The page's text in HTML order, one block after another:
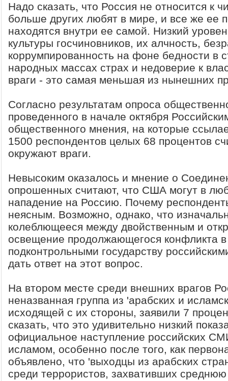
Надо сказать, что Россия не относится к
больше других любят в мире, и все же ее
находятся внутри ее самой. Низкий
культуры госчиновников, их алчность,
коррумпированность на фоне бедности в
народных массах страх и недоверие к
враги - это самая меньшая из нынешних
Согласно результатам опроса
проведенного в начале октября
общественного мнения, на которые
1500 респондентов целых 68 процентов
окружают враги.
Невысоким оказалось и мнение о
опрошенных считают, что США могут в
нападение на Россию. Почему
неясным. Возможно, однако, что
колеблющееся между двойственным и
освещение продолжающегося конфликта
подконтрольными государству
дать ответ на этот вопрос.
На втором месте среди внешних врагов
неназванная группа из 'арабских и
исходящей с их стороны, заявили 7
сказать, что это удивительно низкий
официальное наступление российских
исламом, особенно после того, как
объявлено, что 'выходцы из арабских
среди террористов, захвативших